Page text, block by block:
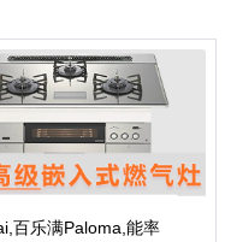
百乐满Paloma,能率